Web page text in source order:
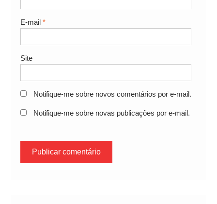
E-mail *
Site
Notifique-me sobre novos comentários por e-mail.
Notifique-me sobre novas publicações por e-mail.